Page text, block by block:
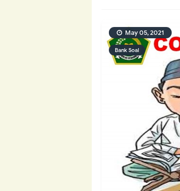
Bank Soal
May 05, 2021